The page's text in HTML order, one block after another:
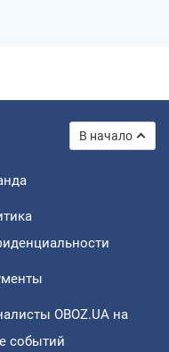
В начало
OBOZ.UA на
событий